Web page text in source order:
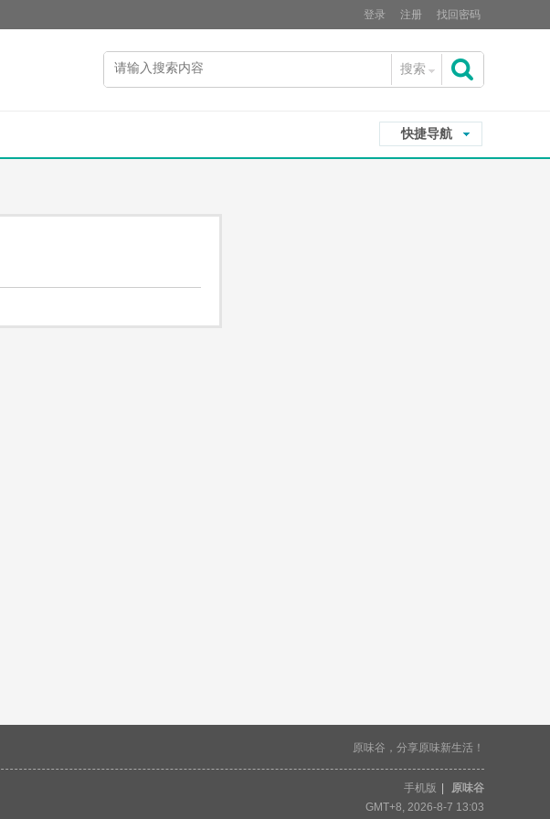
登录 注册 找回密码
搜索
快捷导航
原味谷，分享原味新生活！
手机版
原味谷
GMT+8, 2026-8-7 13:03